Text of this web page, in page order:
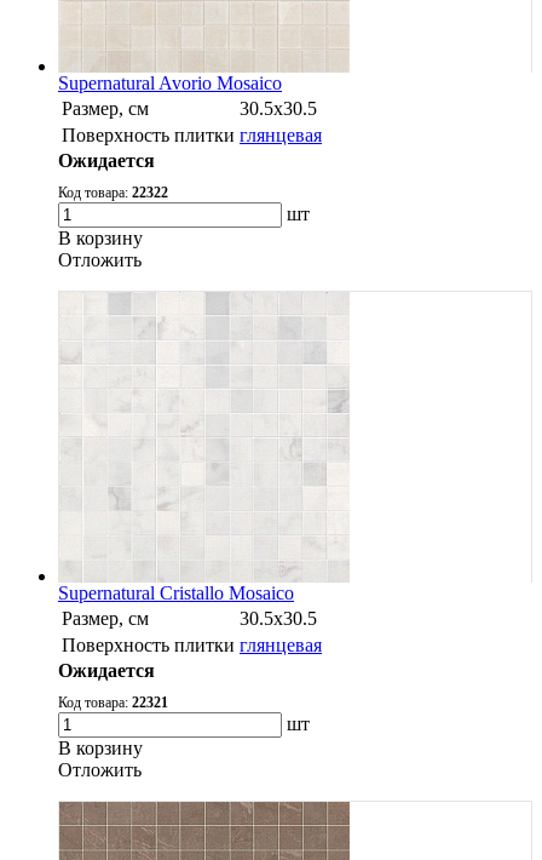
Supernatural Avorio Mosaico
Размер, см
30.5х30.5
Поверхность плитки глянцевая
Ожидается
Код товара: 22322
шт
В корзину
Oтложить
Supernatural Cristallo Mosaico
Размер, см
30.5х30.5
Поверхность плитки глянцевая
Ожидается
Код товара: 22321
шт
В корзину
Oтложить